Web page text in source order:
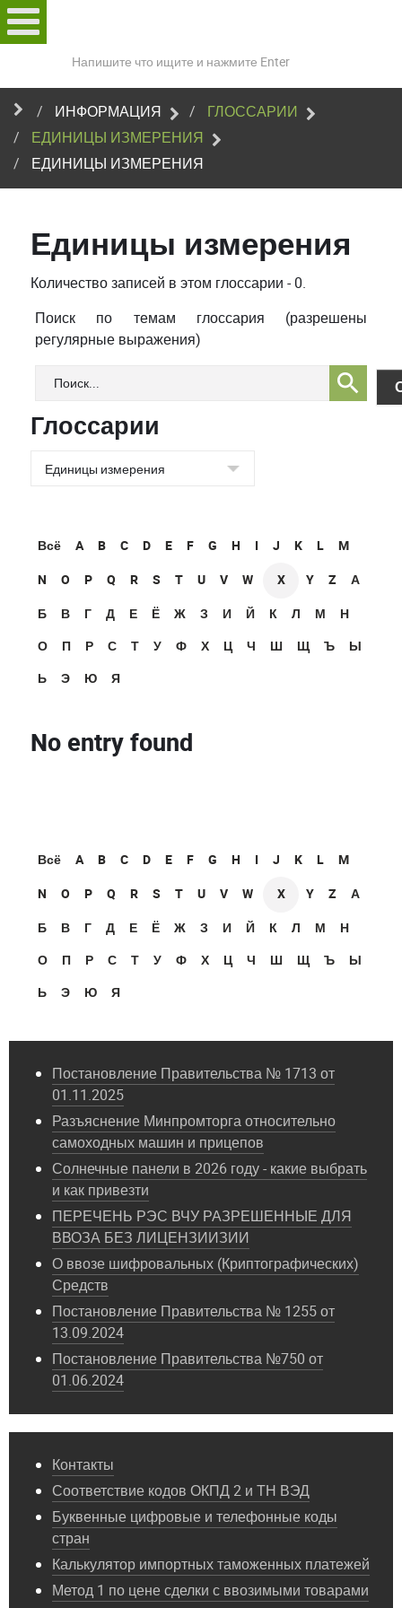
сайту
ИНФОРМАЦИЯ
ГЛОССАРИИ
ЕДИНИЦЫ ИЗМЕРЕНИЯ
ЕДИНИЦЫ ИЗМЕРЕНИЯ
Единицы измерения
Количество записей в этом глоссарии - 0.
Поиск по темам глоссария (разрешены
регулярные выражения)
Глоссарии
Всё A B C D E F G H I J K L
M
N
O P Q R S T U V W X Y Z
А
Б
В Г Д Е Ё Ж З И Й К Л М
Н
О
П Р С Т У Ф Х Ц Ч Ш Щ Ъ
Ы
Ь
Э Ю Я
No entry found
Всё A B C D E F G H I J K L
M
N
O P Q R S T U V W X Y Z
А
Б
В Г Д Е Ё Ж З И Й К Л М
Н
О
П Р С Т У Ф Х Ц Ч Ш Щ Ъ
Ы
Ь
Э Ю Я
Постановление Правительства № 1713 от
01.11.2025
Разъяснение Минпромторга относительно
самоходных машин и прицепов
Солнечные панели в 2026 году - какие выбрать
и как привезти
ПЕРЕЧЕНЬ РЭС ВЧУ РАЗРЕШЕННЫЕ ДЛЯ
ВВОЗА БЕЗ ЛИЦЕНЗИИЗИИ
О ввозе шифровальных (Криптографических)
Средств
Постановление Правительства № 1255 от
13.09.2024
Постановление Правительства №750 от
01.06.2024
Контакты
Соответствие кодов ОКПД 2 и ТН ВЭД
Буквенные цифровые и телефонные коды
стран
Калькулятор импортных таможенных платежей
Метод 1 по цене сделки с ввозимыми товарами